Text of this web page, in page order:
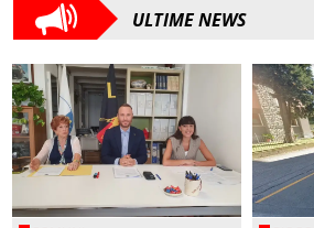
ULTIME NEWS